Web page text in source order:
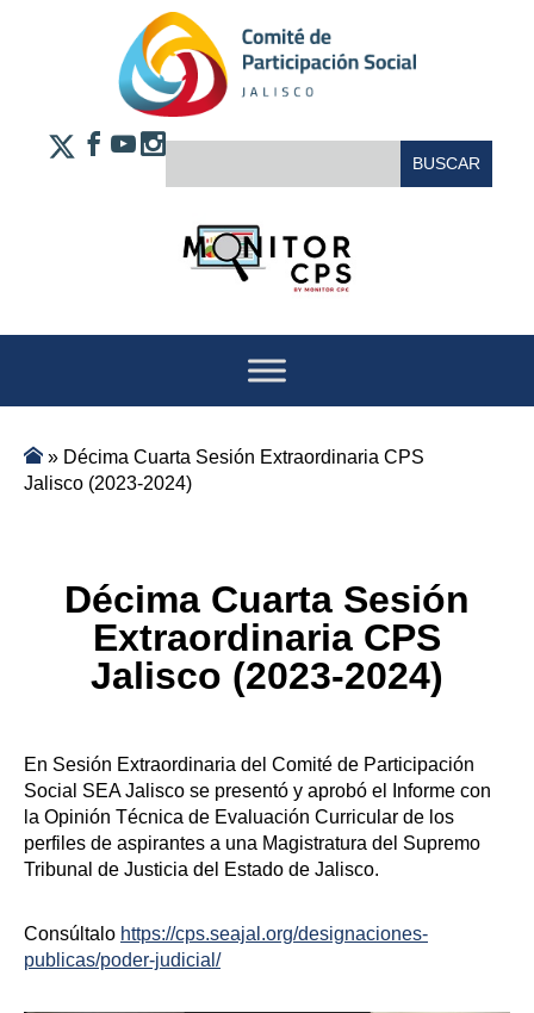
» Décima Cuarta Sesión Extraordinaria CPS
Jalisco (2023-2024)
Décima Cuarta Sesión
Extraordinaria CPS
Jalisco (2023-2024)
En Sesión Extraordinaria del Comité de Participación
Social SEA Jalisco se presentó y aprobó el Informe con
la Opinión Técnica de Evaluación Curricular de los
perfiles de aspirantes a una Magistratura del Supremo
Tribunal de Justicia del Estado de Jalisco.
Consúltalo https://cps.seajal.org/designaciones-
publicas/poder-judicial/